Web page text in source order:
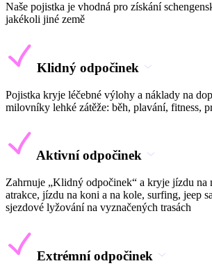
Naše pojistka je vhodná pro získání
jakékoli jiné země
Klidný odpočinek
Pojistka kryje léčebné výlohy a náklady na
milovníky lehké zátěže: běh, plavání, fitness,
Aktivní odpočinek
Zahrnuje „Klidný odpočinek“ a kryje jízdu na
atrakce, jízdu na koni a na kole, surfing, jeep
sjezdové lyžování na vyznačených trasách
Extrémní odpočinek